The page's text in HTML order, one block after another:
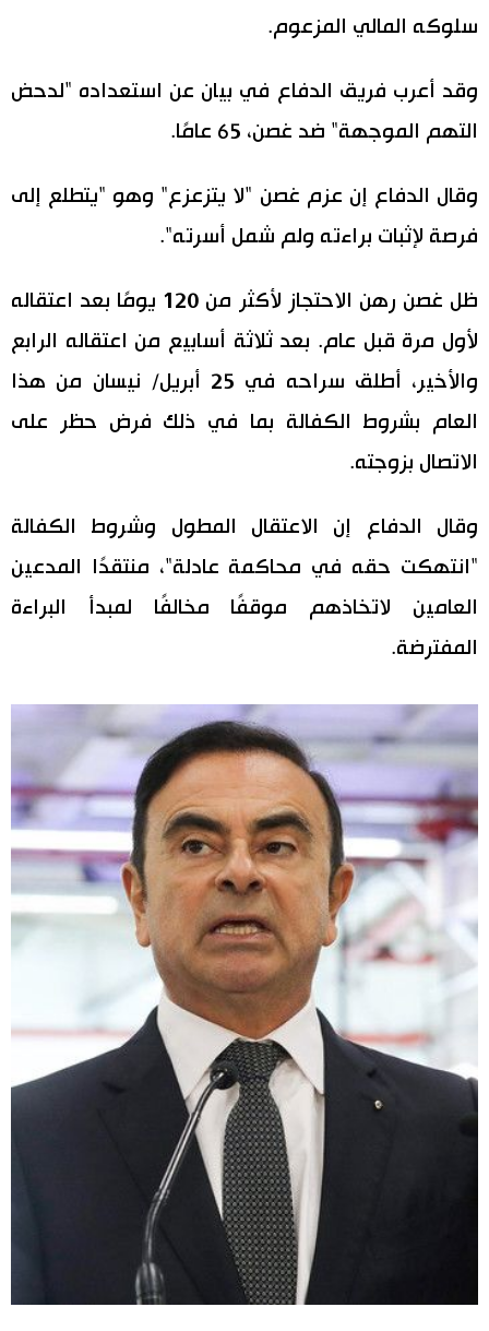
علوم وتكنولوجيا
الأقسام
أشخاص
سياسة
اقتصاد
مجتمع
ثقافة
طوكيو
إعلان
الأكثر تفاعلا
اللغة اليابانية
هو وهي
المطبخ الياباني
سلوكه المالي المزعوم.
وقد أعرب فريق الدفاع في بيان عن استعداده "لدحض
التهم الموجهة" ضد غصن، 65 عامًا.
وقال الدفاع إن عزم غصن "لا يتزعزع" وهو "يتطلع إلى
فرصة لإثبات براءته ولم شمل أسرته".
ظل غصن رهن الاحتجاز لأكثر من 120 يومًا بعد اعتقاله
لأول مرة قبل عام. بعد ثلاثة أسابيع من اعتقاله الرابع
والأخير، أطلق سراحه في 25 أبريل/ نيسان من هذا
العام بشروط الكفالة بما في ذلك فرض حظر على
الاتصال بزوجته.
وقال الدفاع إن الاعتقال المطول وشروط الكفالة
"انتهكت حقه في محاكمة عادلة"، منتقدًا المدعين
العامين لاتخاذهم موقفًا مخالفًا لمبدأ البراءة
المفترضة.